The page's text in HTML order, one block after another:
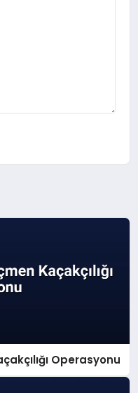
Operasyonu